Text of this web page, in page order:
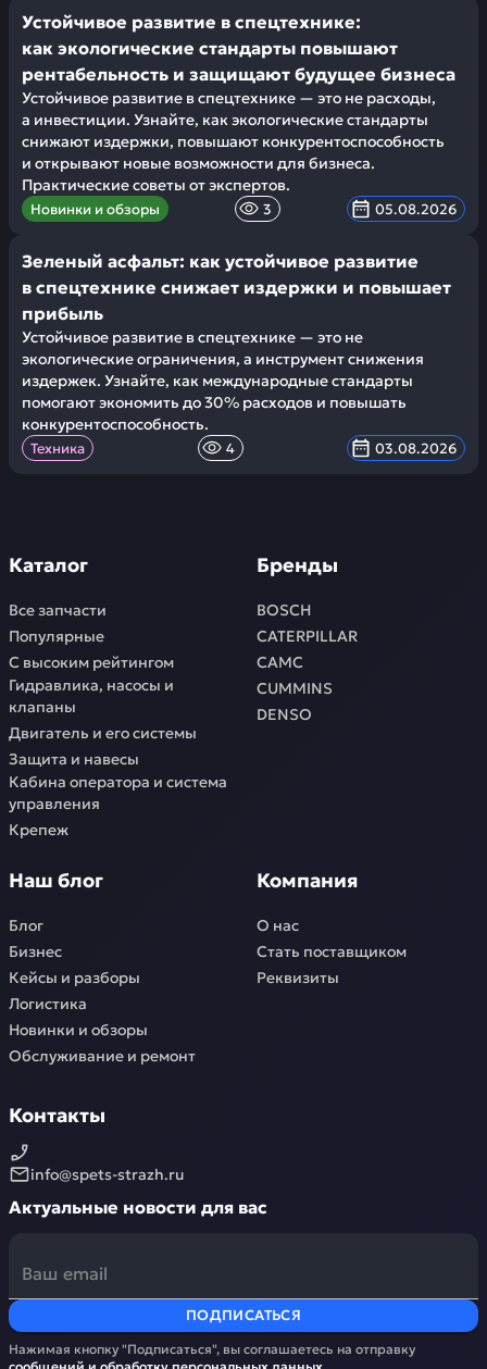
Устойчивое развитие в спецтехнике:
как экологические стандарты повышают
рентабельность и защищают будущее бизнеса
Устойчивое развитие в спецтехнике — это не расходы,
а инвестиции. Узнайте, как экологические стандарты
снижают издержки, повышают конкурентоспособность
и открывают новые возможности для бизнеса.
Практические советы от экспертов.
Новинки и обзоры 3 05.08.2026
Зеленый асфальт: как устойчивое развитие
в спецтехнике снижает издержки и повышает
прибыль
Устойчивое развитие в спецтехнике — это не
экологические ограничения, а инструмент снижения
издержек. Узнайте, как международные стандарты
помогают экономить до 30% расходов и повышать
конкурентоспособность.
Техника 4 03.08.2026
Каталог
Все запчасти
Популярные
С высоким рейтингом
Гидравлика, насосы и
клапаны
Двигатель и его системы
Защита и навесы
Кабина оператора и система
управления
Крепеж
Бренды
BOSCH
CATERPILLAR
CAMC
CUMMINS
DENSO
Наш блог
Блог
Бизнес
Кейсы и разборы
Логистика
Новинки и обзоры
Обслуживание и ремонт
Компания
О нас
Стать поставщиком
Реквизиты
Контакты
info@spets-strazh.ru
Актуальные новости для вас
ПОДПИСАТЬСЯ
Нажимая кнопку "Подписаться", вы соглашаетесь на отправку